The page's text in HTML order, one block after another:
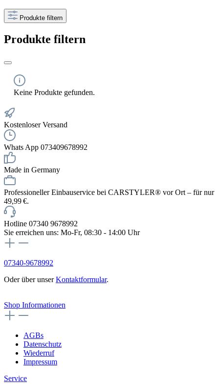
Produkte filtern
Produkte filtern
Keine Produkte gefunden.
Kostenloser Versand
Whats App 073409678992
Made in Germany
Professioneller Einbauservice bei CARSTYLER® vor Ort – für nur
49,99 €.
Hotline 07340 9678992
Sie erreichen uns: Mo-Fr, 08:30 - 14:00 Uhr
07340-9678992
Oder über unserKontaktformular.
Shop Informationen
AGBs
Datenschutz
Wiederruf
Impressum
Service